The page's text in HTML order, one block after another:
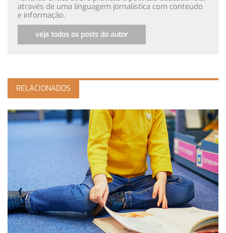
através de uma linguagem jornalística com conteúdo
e informação.
veja todos os posts do autor
RELACIONADOS